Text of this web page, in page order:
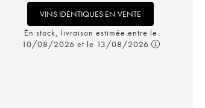
VINS IDENTIQUES EN VENTE
En stock, livraison estimée entre le
10/08/2026 et le 13/08/2026